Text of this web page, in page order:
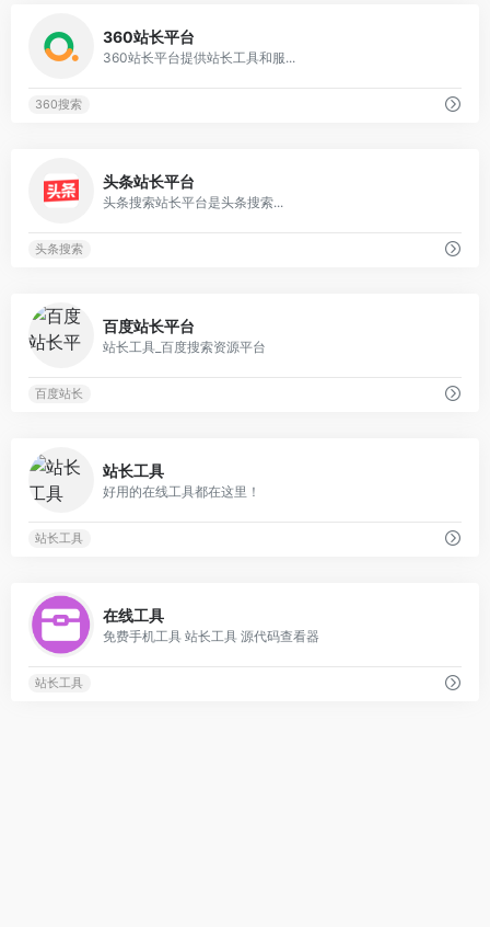
360站长平台
360站长平台提供站长工具和服...
360搜索
头条站长平台
头条搜索站长平台是头条搜索...
头条搜索
百度站长平台
站长工具_百度搜索资源平台
百度站长
站长工具
好用的在线工具都在这里！
站长工具
在线工具
免费手机工具 站长工具 源代码查看器
站长工具